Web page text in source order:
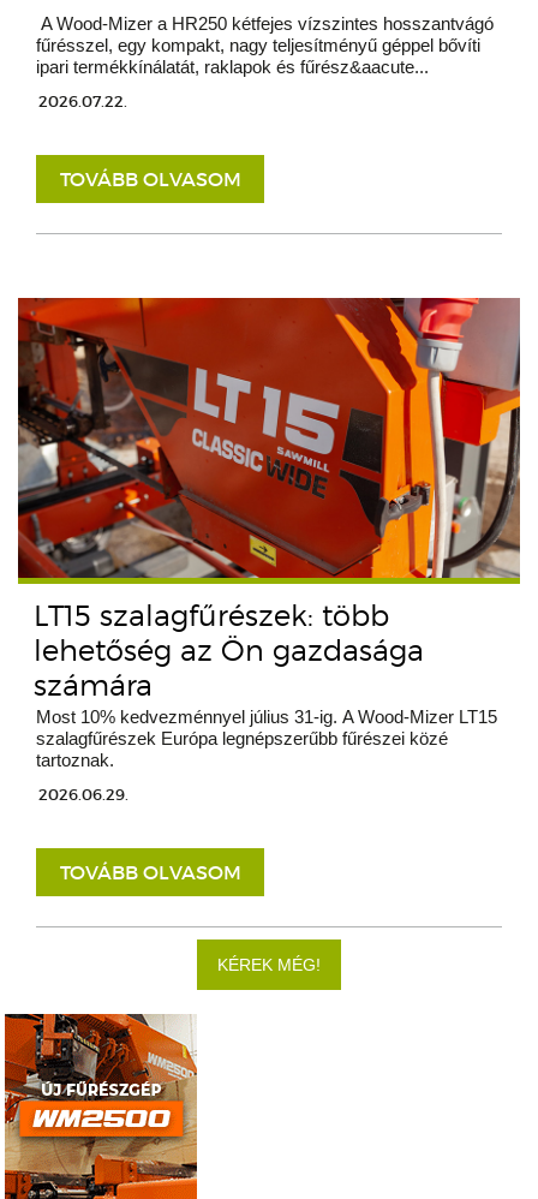
A Wood-Mizer a HR250 kétfejes vízszintes hosszantvágó
fűrésszel, egy kompakt, nagy teljesítményű géppel bővíti
ipari termékkínálatát, raklapok és fűrész&aacute...
2026.07.22.
TOVÁBB OLVASOM
LT15 szalagfűrészek: több
lehetőség az Ön gazdasága
számára
Most 10% kedvezménnyel július 31-ig. A Wood-Mizer LT15
szalagfűrészek Európa legnépszerűbb fűrészei közé
tartoznak.
2026.06.29.
TOVÁBB OLVASOM
KÉREK MÉG!